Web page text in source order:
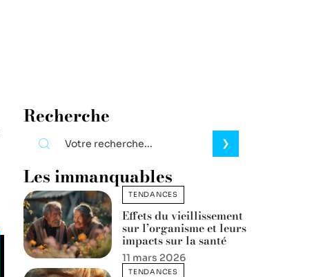
Recherche
Les immanquables
TENDANCES
Effets du vieillissement
sur l’organisme et leurs
impacts sur la santé
11 mars 2026
TENDANCES